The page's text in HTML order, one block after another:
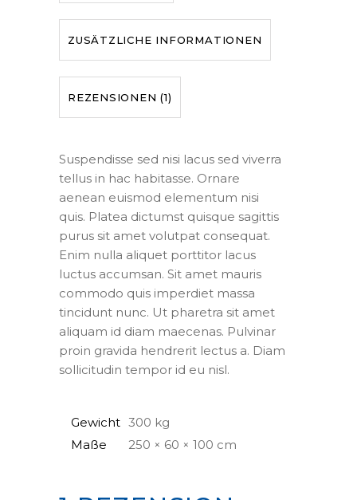
ZUSÄTZLICHE INFORMATIONEN
REZENSIONEN (1)
Suspendisse sed nisi lacus sed viverra
tellus in hac habitasse. Ornare
aenean euismod elementum nisi
quis. Platea dictumst quisque sagittis
purus sit amet volutpat consequat.
Enim nulla aliquet porttitor lacus
luctus accumsan. Sit amet mauris
commodo quis imperdiet massa
tincidunt nunc. Ut pharetra sit amet
aliquam id diam maecenas. Pulvinar
proin gravida hendrerit lectus a. Diam
sollicitudin tempor id eu nisl.
Gewicht 300 kg
Maße
250 × 60 × 100 cm